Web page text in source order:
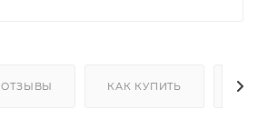
ОТЗЫВЫ КАК КУПИТЬ